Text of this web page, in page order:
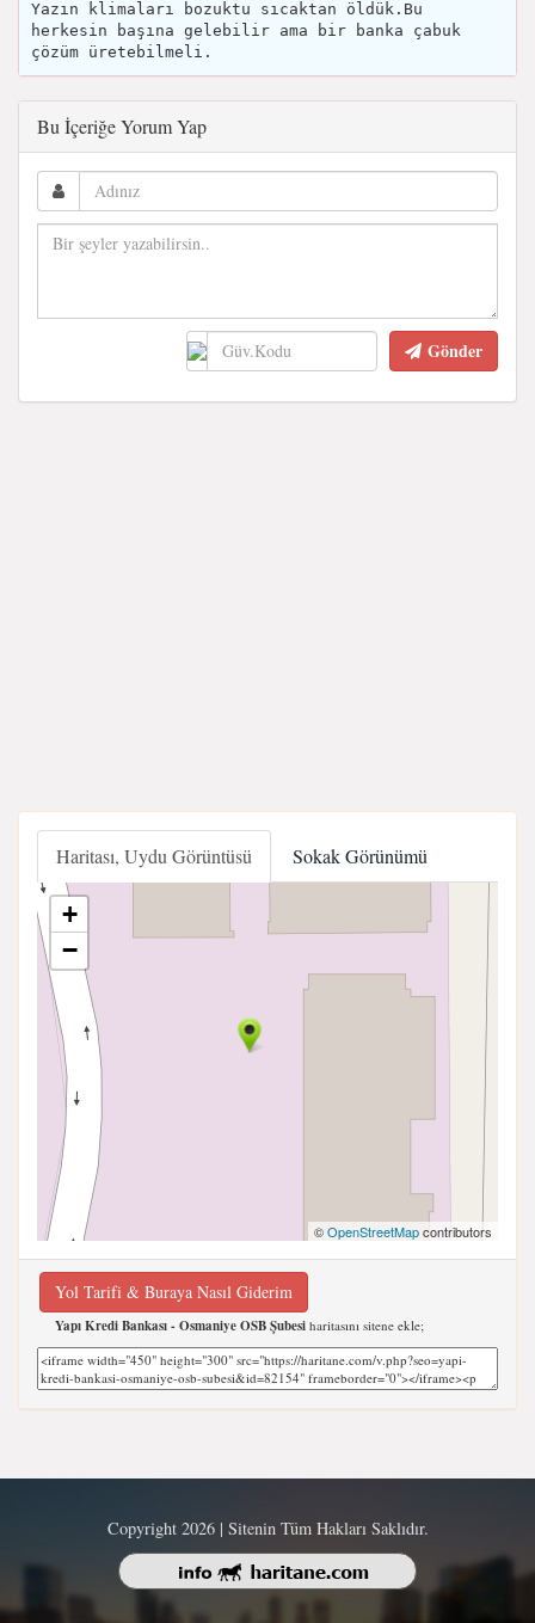
Yazın klimaları bozuktu sıcaktan öldük.Bu
herkesin başına gelebilir ama bir banka çabuk
çözüm üretebilmeli.
Bu İçeriğe Yorum Yap
Gönder
Haritası, Uydu Görüntüsü Sokak Görünümü
+
−
©OpenStreetMapcontributors
Yol Tarifi & Buraya Nasıl Giderim
Yapı Kredi Bankası - Osmaniye OSB Şubesi haritasını sitene ekle;
Copyright 2026 | Sitenin Tüm Hakları Saklıdır.